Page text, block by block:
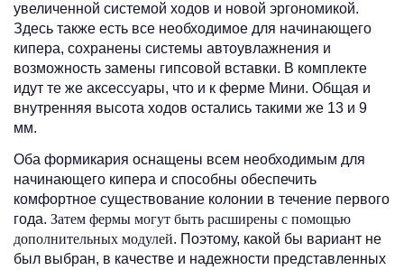
увеличенной системой ходов и новой эргономикой.
Здесь также есть все необходимое для начинающего
кипера, сохранены системы автоувлажнения и
возможность замены гипсовой вставки. В комплекте
идут те же аксессуары, что и к ферме Мини. Общая и
внутренняя высота ходов остались такими же 13 и 9
мм.
Оба формикария оснащены всем необходимым для
начинающего кипера и способны обеспечить
комфортное существование колонии в течение первого
года. Затем фермы могут быть расширены с помощью
дополнительных модулей. Поэтому, какой бы вариант не
был выбран, в качестве и надежности представленных